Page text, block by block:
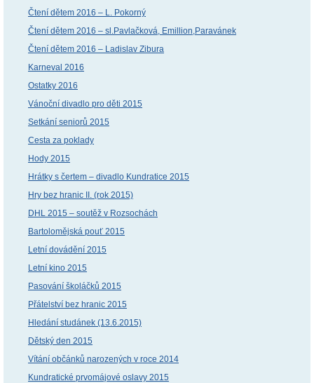
Čtení dětem 2016 – L. Pokorný
Čtení dětem 2016 – sl.Pavlačková, Emillion,Paravánek
Čtení dětem 2016 – Ladislav Zibura
Karneval 2016
Ostatky 2016
Vánoční divadlo pro děti 2015
Setkání seniorů 2015
Cesta za poklady
Hody 2015
Hrátky s čertem – divadlo Kundratice 2015
Hry bez hranic II. (rok 2015)
DHL 2015 – soutěž v Rozsochách
Bartolomějská pouť 2015
Letní dovádění 2015
Letní kino 2015
Pasování školáčků 2015
Přátelství bez hranic 2015
Hledání studánek (13.6.2015)
Dětský den 2015
Vítání občánků narozených v roce 2014
Kundratické prvomájové oslavy 2015